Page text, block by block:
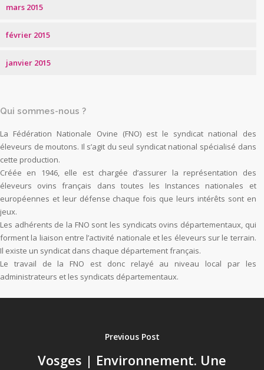
mars 2015
février 2015
janvier 2015
Qui sommes-nous ?
La Fédération Nationale Ovine (FNO) est le syndicat national des
éleveurs de moutons. Il s’agit du seul syndicat national spécialisé dans
cette production.
Créée en 1946, elle est chargée d’assurer la représentation des
éleveurs ovins français dans toutes les Instances nationales et
européennes et leur défense chaque fois que leurs intérêts sont en
jeux.
Les adhérents de la FNO sont les syndicats ovins départementaux, qui
forment la liaison entre l’activité nationale et les éleveurs sur le terrain.
Il existe un syndicat dans chaque département français.
Le travail de la FNO est donc relayé au niveau local par les
administrateurs et les syndicats départementaux.
Previous Post
Vosges | Environnement. Une